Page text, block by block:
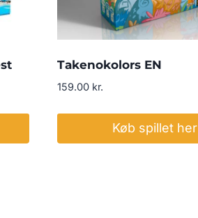
Takenokolors EN
159.00 kr.
Køb spillet her